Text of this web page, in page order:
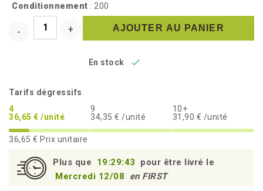
Conditionnement : 200
AJOUTER AU PANIER
En stock 
Tarifs dégressifs
4
36,65 € /unité
9
34,35 € /unité
10+
31,90 € /unité
36,65 € Prix unitaire
Plus que 19:29:42
pour être livré le
Mercredi 12/08
en FIRST